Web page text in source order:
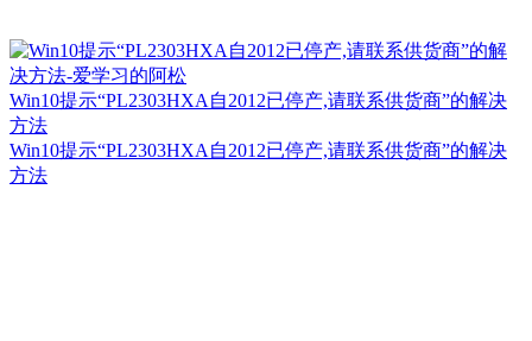
Win10提示“PL2303HXA自2012已停产,请联系供货商”的解决
方法
Win10提示“PL2303HXA自2012已停产,请联系供货商”的解决
方法